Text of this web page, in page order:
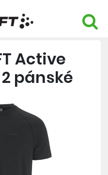
Active
pánské